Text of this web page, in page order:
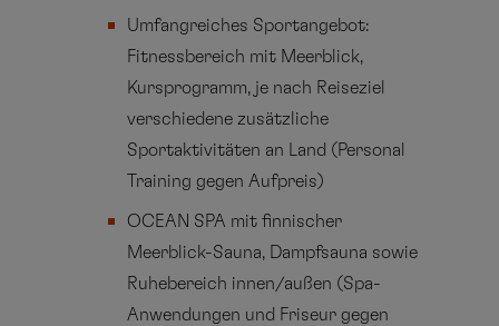
Umfangreiches Sportangebot:
Fitnessbereich mit Meerblick,
Kursprogramm, je nach Reiseziel
verschiedene zusätzliche
Sportaktivitäten an Land (Personal
Training gegen Aufpreis)
OCEAN SPA mit finnischer
Meerblick-Sauna, Dampfsauna sowie
Ruhebereich innen/außen (Spa-
Anwendungen und Friseur gegen